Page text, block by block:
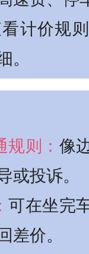
计价规
。
则： 像
或投诉。
可在坐完
差价。